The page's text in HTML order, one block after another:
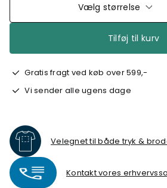
Vælg størrelse
Tilføj til kurv
Gratis fragt ved køb over 599,-
Vi sender alle ugens dage
Velegnet til både tryk &
Kontakt vores